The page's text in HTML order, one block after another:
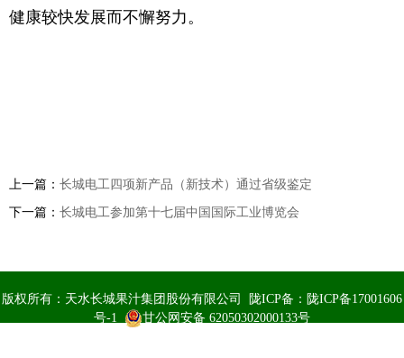
健康较快发展而不懈努力。
上一篇： 长城电工四项新产品（新技术）通过省级鉴定
下一篇： 长城电工参加第十七届中国国际工业博览会
版权所有：天水长城果汁集团股份有限公司 陇ICP备： 陇ICP备17001606
号-1
甘公网安备 62050302000133号